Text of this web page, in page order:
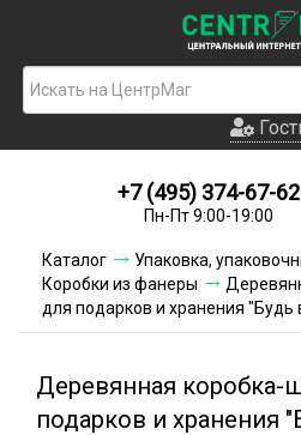
Новинки
Условия
Условия
Акции и
+7 (495) 374-67-62
Пн-Пт 9:00-19:00
Каталог
Упаковка,
Коробки из фанеры
для подарков и хранения "Будь
Деревянная коробка-
подарков и хранения